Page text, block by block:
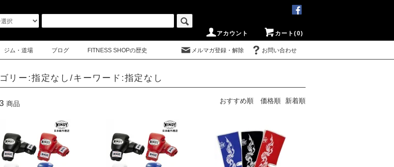
アカウント カート(0)
ジム・道場 ブログ FITNESS SHOPの歴史 メルマガ登録・解除 お問い合わせ
リー:指定なし/キーワード:指定なし
商品 おすすめ順 価格順 新着順